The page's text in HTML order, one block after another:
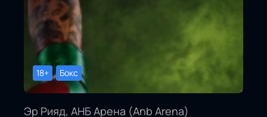
18+ Бокс
Эр Рияд, АНБ Арена (Anb Arena)